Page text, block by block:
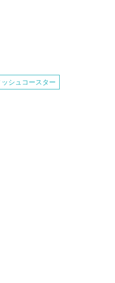
シュコースター